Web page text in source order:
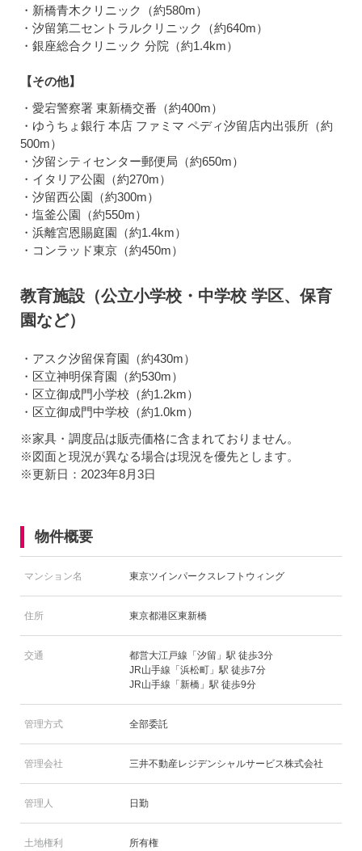
・新橋青木クリニック（約580m）
・汐留第二セントラルクリニック（約640m）
・銀座総合クリニック 分院（約1.4km）
【その他】
・愛宕警察署 東新橋交番（約400m）
・ゆうちょ銀行 本店 ファミマ ペディ汐留店内出張所（約
500m）
・汐留シティセンター郵便局（約650m）
・イタリア公園（約270m）
・汐留西公園（約300m）
・塩釜公園（約550m）
・浜離宮恩賜庭園（約1.4km）
・コンラッド東京（約450m）
教育施設（公立小学校・中学校 学区、保育
園など）
・アスク汐留保育園（約430m）
・区立神明保育園（約530m）
・区立御成門小学校（約1.2km）
・区立御成門中学校（約1.0km）
※家具・調度品は販売価格に含まれておりません。
※図面と現況が異なる場合は現況を優先とします。
※更新日：2023年8月3日
物件概要
マンション名 東京ツインパークスレフトウィング
住所 東京都港区東新橋
交通
都営大江戸線「汐留」駅 徒歩3分
JR山手線「浜松町」駅 徒歩7分
JR山手線「新橋」駅 徒歩9分
管理方式 全部委託
管理会社 三井不動産レジデンシャルサービス株式会社
管理人 日勤
土地権利 所有権